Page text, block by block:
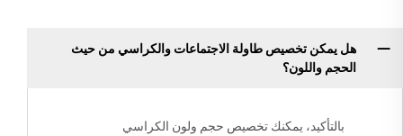
هل يمكن تخصيص طاولة الاجتماعات والكراسي من حيث
الحجم واللون؟
بالتأكيد، يمكنك تخصيص حجم ولون الكراسي